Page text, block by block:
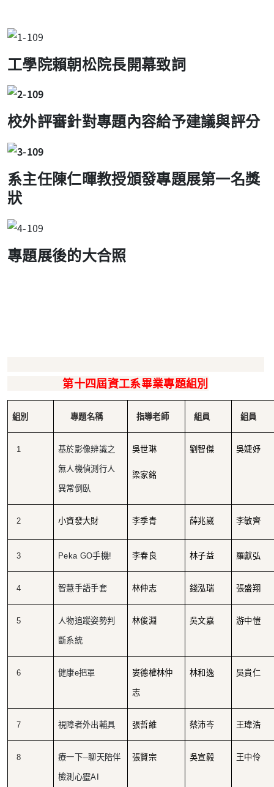
工學院賴朝松院長開幕致詞
校外評審針對專題內容給予建議與評分
系主任陳仁暉教授頒發專題展第一名獎
狀
專題展後的大合照
第十四屆資工系畢業專題組別
組別 專題名稱 指導老師 組員 組員
1 基於影像辨識之
無人機偵測行人
異常倒臥
吳世琳
梁家銘
劉智傑 吳婕妤
2 小資發大財 李季青 薛兆崴 李敏齊
3 Peka GO手機! 李春良 林子益 羅獻弘
4 智慧手語手套 林仲志 錢泓瑞 張盛翔
5 人物追蹤姿勢判
斷系統
林俊淵 吳文嘉 游中愷
6 健康e把罩 婁德權林仲
志
林和逸 吳貴仁
7 視障者外出輔具 張哲維 蔡沛岑 王瑋浩
8 療一下─聊天陪伴
檢測心靈AI
張賢宗 吳宣毅 王中伶